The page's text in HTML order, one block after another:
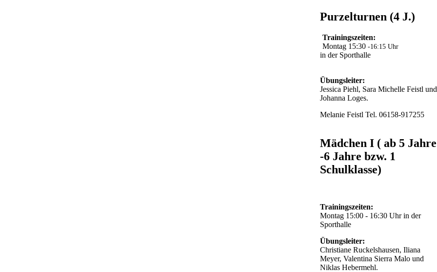
Purzelturnen (4 J.)
Trainingszeiten:
Montag 15:30 -16:15 Uhr
in der Sporthalle
Übungsleiter:
Jessica Piehl, Sara Michelle Feistl und
Johanna Loges.
Melanie Feistl Tel. 06158-917255
Mädchen I ( ab 5 Jahre
-6 Jahre bzw. 1
Schulklasse)
Trainingszeiten:
Montag 15:00 - 16:30 Uhr in der
Sporthalle
Übungsleiter:
Christiane Ruckelshausen, Iliana
Meyer, Valentina Sierra Malo und
Niklas Hebermehl.